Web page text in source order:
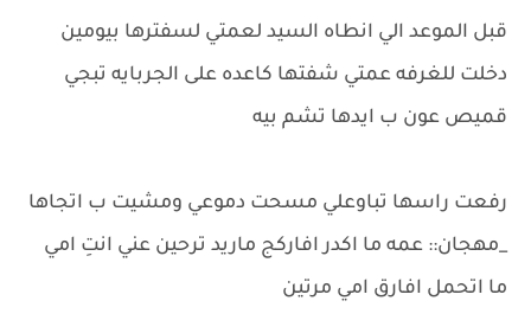
قبل الموعد الي انطاه السيد لعمتي لسفترها بيومين
دخلت للغرفه عمتي شفتها كاعده على الجربايه تبجي
قميص عون ب ايدها تشم بيه
رفعت راسها تباوعلي مسحت دموعي ومشيت ب اتجاها
_مهجان:: عمه ما اكدر افاركج ماريد ترحين عني انتِ امي
ما اتحمل افارق امي مرتين